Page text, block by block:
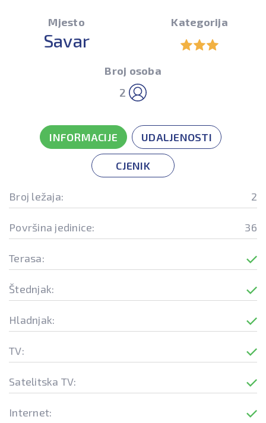
Mjesto
Savar
Kategorija
Broj osoba
2
INFORMACIJE UDALJENOSTI
CJENIK
Broj ležaja: 2
Površina jedinice: 36
Terasa:
Štednjak:
Hladnjak:
TV:
Satelitska TV:
Internet: